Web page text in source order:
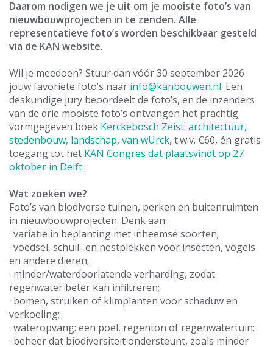
Daarom nodigen we je uit om je mooiste foto’s van
nieuwbouwprojecten in te zenden. Alle
representatieve foto’s worden beschikbaar gesteld
via de KAN website.
Wil je meedoen? Stuur dan vóór 30 september 2026
jouw favoriete foto’s naar info@kanbouwen.nl. Een
deskundige jury beoordeelt de foto’s, en de inzenders
van de drie mooiste foto’s ontvangen het prachtig
vormgegeven boek Kerckebosch Zeist: architectuur,
stedenbouw, landschap, van wUrck, t.w.v. €60, én gratis
toegang tot het KAN Congres dat plaatsvindt op 27
oktober in Delft.
Wat zoeken we?
Foto’s van biodiverse tuinen, perken en buitenruimten
in nieuwbouwprojecten. Denk aan:
· variatie in beplanting met inheemse soorten;
· voedsel, schuil- en nestplekken voor insecten, vogels
en andere dieren;
· minder/waterdoorlatende verharding, zodat
regenwater beter kan infiltreren;
· bomen, struiken of klimplanten voor schaduw en
verkoeling;
· wateropvang: een poel, regenton of regenwatertuin;
· beheer dat biodiversiteit ondersteunt, zoals minder